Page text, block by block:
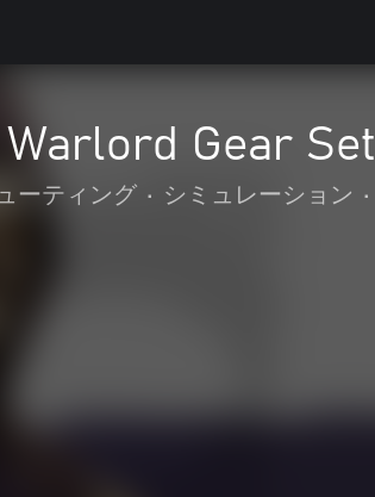
Gear Set
ーティング • シミュレーション •